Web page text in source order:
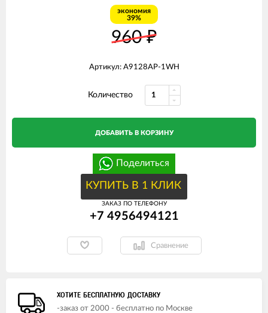
экономия
39%
960₽
Артикул: A9128AP-1WH
Количество
ДОБАВИТЬ В КОРЗИНУ
Поделиться
КУПИТЬ В 1 КЛИК
ЗАКАЗ ПО ТЕЛЕФОНУ
+7 4956494121
Сравнение
ХОТИТЕ БЕСПЛАТНУЮ ДОСТАВКУ
-заказ от 2000 - бесплатно по Москве